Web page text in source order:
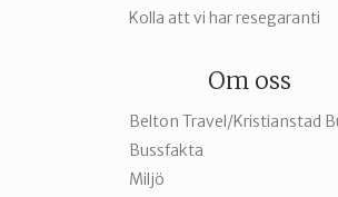
Kolla att vi har resegaranti
Om oss
Belton Travel/Kristianstad
Bussfakta
Miljö